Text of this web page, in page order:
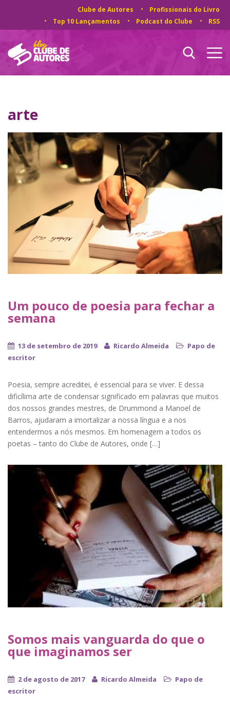
Clube de Autores
Profissionais do Livro
Top 10 Lançamentos
Podcast do Clube RSS
arte
Um pouco de poesia para fechar a
semana
13 de setembro de 2019 Ricardo Almeida
Papo de
escritor
Poesia, sempre acreditei, é essencial para se viver. E dessa
dificílima arte de condensar significado em palavras que muitos
dos nossos grandes mestres, de Drummond a Manoel de
Barros, ajudaram a imortalizar a nossa língua e a nos
entendermos a nós mesmos. Em homenagem a todos os
poetas – tanto do Clube de Autores, onde […]
Somos mais vanguarda do que o
que imaginamos ser
2 de agosto de 2017 Ricardo Almeida
Papo de
escritor